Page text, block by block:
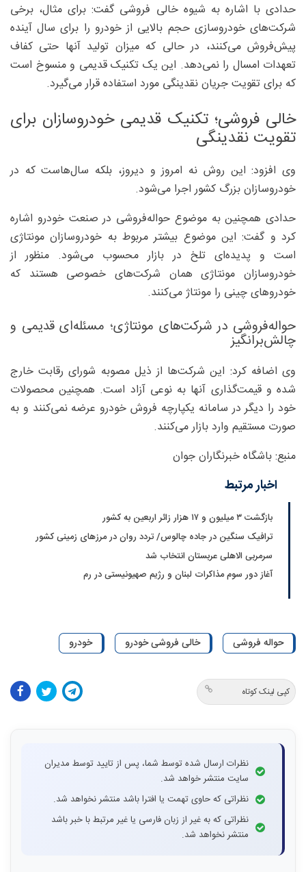
حدادی با اشاره به شیوه خالی فروشی گفت: برای مثال، برخی
شرکت‌های خودروسازی حجم بالایی از خودرو را برای سال آینده
پیش‌فروش می‌کنند، در حالی که میزان تولید آنها حتی کفاف
تعهدات امسال را نمی‌دهد. این یک تکنیک قدیمی و منسوخ است
که برای تقویت جریان نقدینگی مورد استفاده قرار می‌گیرد.
خالی فروشی؛ تکنیک قدیمی خودروسازان برای
تقویت نقدینگی
وی افزود: این روش نه امروز و دیروز، بلکه سال‌هاست که در
خودروسازان بزرگ کشور اجرا می‌شود.
حدادی همچنین به موضوع حواله‌فروشی در صنعت خودرو اشاره
کرد و گفت: این موضوع بیشتر مربوط به خودروسازان مونتاژی
است و پدیده‌ای تلخ در بازار محسوب می‌شود. منظور از
خودروسازان مونتاژی همان شرکت‌های خصوصی هستند که
خودرو‌های چینی را مونتاژ می‌کنند.
حواله‌فروشی در شرکت‌های مونتاژی؛ مسئله‌ای قدیمی و
چالش‌برانگیز
وی اضافه کرد: این شرکت‌ها از ذیل مصوبه شورای رقابت خارج
شده و قیمت‌گذاری آنها به نوعی آزاد است. همچنین محصولات
خود را دیگر در سامانه یکپارچه فروش خودرو عرضه نمی‌کنند و به
صورت مستقیم وارد بازار می‌کنند.
منبع: باشگاه خبرنگاران جوان
اخبار مرتبط
بازگشت ۳ میلیون و ۱۷ هزار زائر اربعین به کشور
ترافیک سنگین در جاده چالوس/ تردد روان در مرزهای زمینی کشور
سرمربی الاهلی عربستان انتخاب شد
آغاز دور سوم مذاکرات لبنان و رژیم صهیونیستی در رم
حواله فروشی خالی فروشی خودرو خودرو
کپی لینک کوتاه
نظرات ارسال شده توسط شما، پس از تایید توسط مدیران
سایت منتشر خواهد شد.
نظراتی که حاوی تهمت یا افترا باشد منتشر نخواهد شد.
نظراتی که به غیر از زبان فارسی یا غیر مرتبط با خبر باشد
منتشر نخواهد شد.